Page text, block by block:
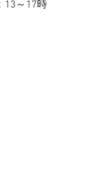
13～17時